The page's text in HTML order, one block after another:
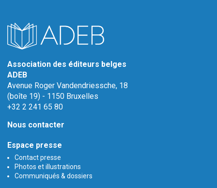
Association des éditeurs belges
ADEB
Avenue Roger Vandendriessche, 18
(boîte 19) - 1150 Bruxelles
+32 2 241 65 80
Nous contacter
Espace presse
Contact presse
Photos et illustrations
Communiqués & dossiers